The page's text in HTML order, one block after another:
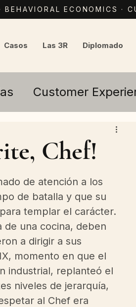
ECONOMICS ·
Casos Las 3R Diplomado
Customer
Chef!
de atención a los
de batalla y que su
templar el carácter.
de una cocina, deben
a dirigir a sus
momento en que el
industrial, replanteó el
niveles de jerarquía,
al Chef era